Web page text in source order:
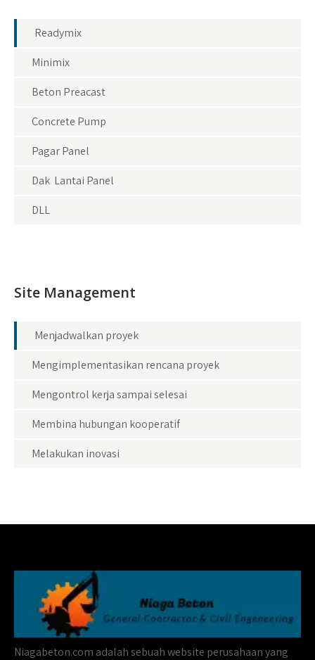
Readymix
Minimix
Beton Preacast
Concrete Pump
Pagar Panel
Dak Lantai Panel
DLL
Site Management
Menjadwalkan proyek
Mengimplementasikan rencana proyek
Mengontrol kerja sampai selesai
Membina hubungan kooperatif
Melakukan inovasi
Niagabeton.com adalah sebuah website perusahaan yang